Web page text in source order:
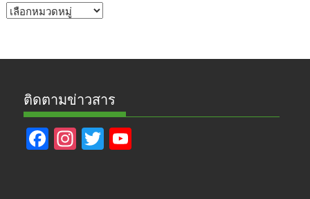
หัวข้อ
ติดตามข่าวสาร
F In T